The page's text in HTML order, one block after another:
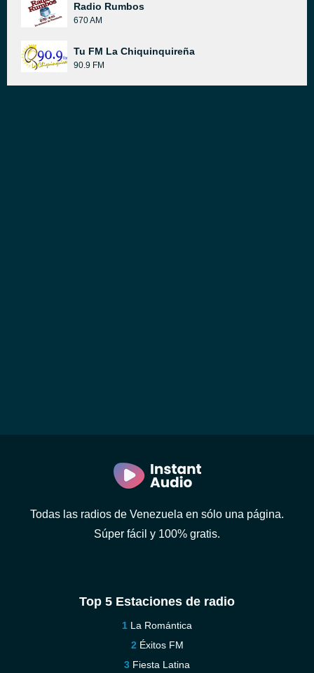
Radio Rumbos
670 AM
Tu FM La Chiquinquireña
90.9 FM
Todas las radios de Venezuela en sólo una página.
Súper fácil y 100% gratis.
Top 5 Estaciones de radio
La Romántica
Éxitos FM
Fiesta Latina